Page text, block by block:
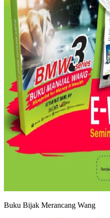
Buku Bijak Merancang Wang